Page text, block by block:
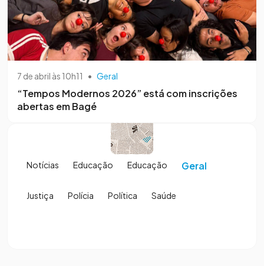
7 de abril às 10h11 • Geral
“Tempos Modernos 2026” está com inscrições
abertas em Bagé
Notícias Educação Educação Geral
Justiça Polícia Política Saúde